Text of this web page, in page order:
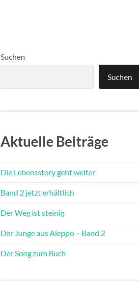
Suchen
Suchen
Aktuelle Beiträge
Die Lebensstory geht weiter
Band 2 jetzt erhältlich
Der Weg ist steinig
Der Junge aus Aleppo – Band 2
Der Song zum Buch